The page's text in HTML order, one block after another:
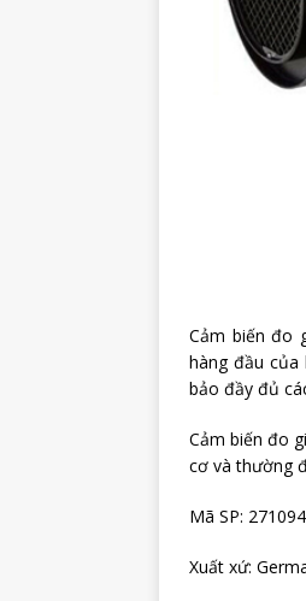
Cảm biến đo
hàng đầu của
bảo đầy đủ
Cảm biến đo
cơ và thường
Mã SP:
Xuất xứ: